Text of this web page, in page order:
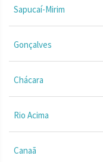
Sapucaí-Mirim
Gonçalves
Chácara
Rio Acima
Canaã